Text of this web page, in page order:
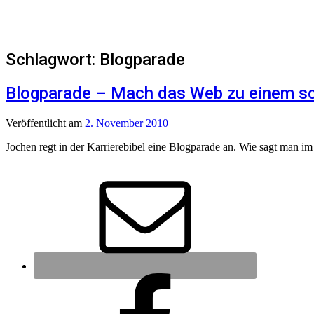
Schlagwort: Blogparade
Blogparade – Mach das Web zu einem
Veröffentlicht am 2. November 2010
Jochen regt in der Karrierebibel eine Blogparade an. Wie sagt man